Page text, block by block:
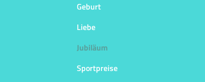
Geburt
Liebe
Jubiläum
Sportpreise